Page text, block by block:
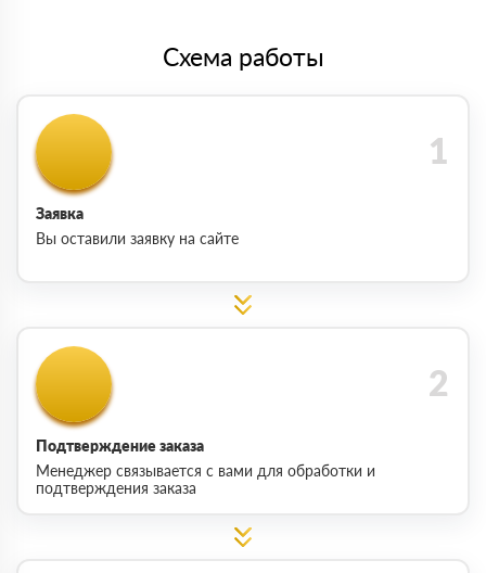
Схема работы
Заявка
Вы оставили заявку на сайте
Подтверждение заказа
Менеджер связывается с вами для обработки и
подтверждения заказа